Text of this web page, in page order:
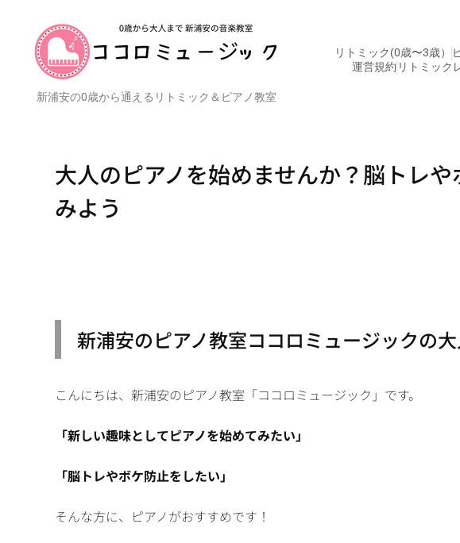
新浦安の0歳から通えるリトミック＆ピアノ教室
リトミック(0歳〜3歳）
運営規約 リトミック
大人のピアノを始めませんか？脳トレ
みよう
新浦安のピアノ教室ココロミュージックの大
こんにちは、新浦安のピアノ教室「ココロミュージック」です。
「新しい趣味としてピアノを始めてみたい」
「脳トレやボケ防止をしたい」
そんな方に、ピアノがおすすめです！